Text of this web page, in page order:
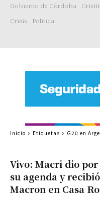
Gobierno de Córdoba
Crisis
Politica
Vivo: Macri dio
su agenda y
Macron en Casa
Inicio Etiquetas G20 en